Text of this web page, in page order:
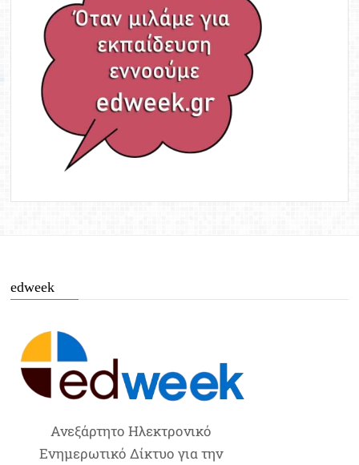
edweek
Ανεξάρτητο Ηλεκτρονικό
Ενημερωτικό Δίκτυο για την